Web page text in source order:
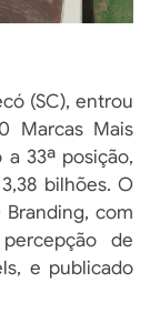
(SC), entrou
Marcas Mais
33ª posição,
bilhões. O
com
de
e publicado